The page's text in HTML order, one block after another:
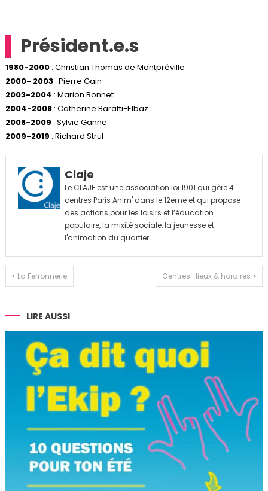
Président.e.s
1980-2000: Christian Thomas de Montpréville
2000- 2003: Pierre Gain
2003-2004 : Marion Bonnet
2004-2008: Catherine Baratti-Elbaz
2008-2009 : Sylvie Ganne
2009-2019 : Richard Strul
Claje
Le CLAJE est une association loi 1901 qui gère 4
centres Paris Anim' dans le 12eme et qui propose
des actions pour les loisirs et l’éducation
populaire, la mixité sociale, la jeunesse et
l'animation du quartier.
Navigation
l’article
La Ferronnerie Centres : lieux & horaires
LIRE AUSSI